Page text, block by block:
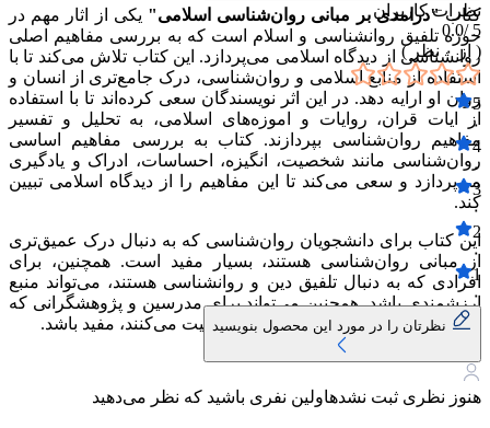
کتاب"درامدی بر مبانی روان‌شناسی اسلامی" یکی از اثار مهم در
حوزه تلفیق روانشناسی و اسلام است که به بررسی مفاهیم اصلی
روانشناسی از دیدگاه اسلامی می‌پردازد. این کتاب تلاش می‌کند تا با
استفاده از منابع اسلامی و روان‌شناسی، درک جامع‌تری از انسان و
روان او ارایه دهد. در این اثر نویسندگان سعی کرده‌اند تا با استفاده
از ایات قران، روایات و اموزه‌های اسلامی، به تحلیل و تفسیر
مفاهیم روان‌شناسی بپردازند. کتاب به بررسی مفاهیم اساسی
روان‌شناسی مانند شخصیت، انگیزه، احساسات، ادراک و یادگیری
می‌پردازد و سعی می‌کند تا این مفاهیم را از دیدگاه اسلامی تبیین
کند.
این کتاب برای دانشجویان روان‌شناسی که به دنبال درک عمیق‌تری
از مبانی روان‌شناسی هستند، بسیار مفید است. همچنین، برای
افرادی که به دنبال تلفیق دین و روانشناسی هستند، می‌تواند منبع
ارزشمندی باشد. همچنین می‌تواند برای مدرسین و پژوهشگرانی که
در حوزه تلفیق روانشناسی و اسلام فعالیت می‌کنند، مفید باشد.
نظرات کاربران
5 /
0.0
( از ۰ نظر )
5
۰
4
۰
3
۰
2
۰
1
۰
نظرتان را در مورد این محصول بنویسید
هنوز نظری ثبت نشدهاولین نفری باشید که نظر می‌دهید